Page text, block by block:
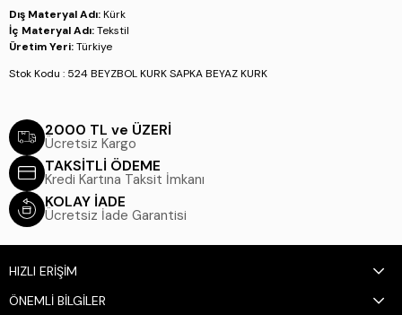
Dış Materyal Adı:Kürk
İç Materyal Adı:Tekstil
Üretim Yeri:Türkiye
Stok Kodu : 524 BEYZBOL KURK SAPKA BEYAZ KURK
2000 TL ve ÜZERİ
Ücretsiz Kargo
TAKSİTLİ ÖDEME
Kredi Kartına Taksit İmkanı
KOLAY İADE
Ücretsiz İade Garantisi
HIZLI ERİŞİM
ÖNEMLİ BİLGİLER